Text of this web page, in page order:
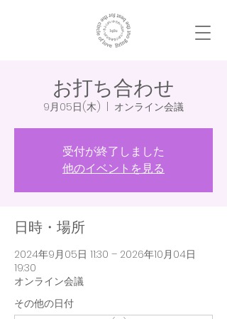
お打ち合わせ
9月05日(木) オンライン会議
受付が終了しました
他のイベントを見る
日時・場所
2024年9月05日 11:30 – 2026年10月04日
19:30
オンライン会議
その他の日付